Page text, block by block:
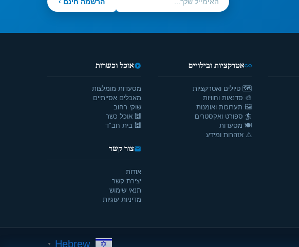
אטרקציות ובילויים
🗺️ טיולים ואטרקציות
🎨 סדנאות וחוויות
🖼️ תערוכות ואומנות
🏄 ספורט ואקסטרים
🍽️ מסעדות
⚠️ אזהרות ומידע
אוכל וכשרות
מסעדות מומלצות
מאכלים אסייתיים
שוקי רחוב
🕍 אוכל כשר
🕍 בית חב"ד
צור קשר
אודות
יצירת קשר
תנאי שימוש
מדיניות עוגיות
Hebrew
▼